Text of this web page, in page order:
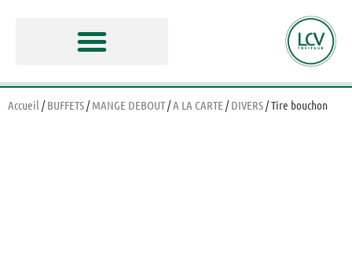
Accueil /BUFFETS/MANGE DEBOUT/A LA CARTE /DIVERS/ Tire bouchon